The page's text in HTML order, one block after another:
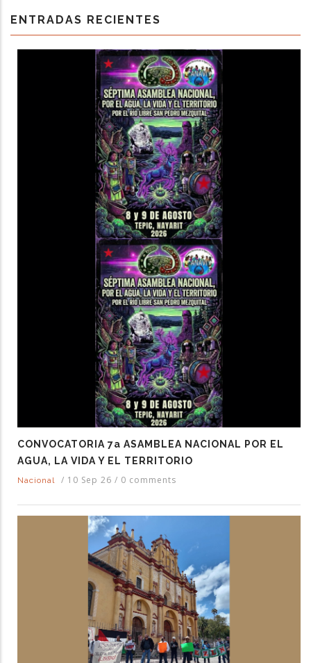
ENTRADAS RECIENTES
CONVOCATORIA 7a ASAMBLEA NACIONAL POR EL
AGUA, LA VIDA Y EL TERRITORIO
Nacional / 10 Sep 26 / 0 comments